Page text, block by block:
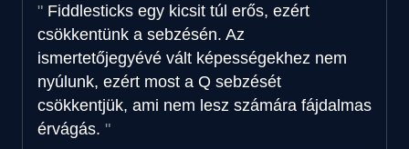
Fiddlesticks egy kicsit túl erős, ezért
csökkentünk a sebzésén. Az
ismertetőjegyévé vált képességekhez nem
nyúlunk, ezért most a Q sebzését
csökkentjük, ami nem lesz számára fájdalmas
érvágás.